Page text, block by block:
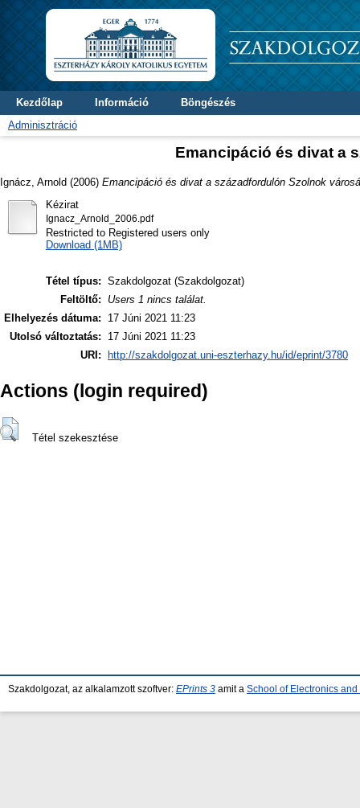
Kezdőlap Információ
Böngészés
Adminisztráció
Emancipáció és divat a
Ignácz, Arnold (2006) Emancipáció és divat a századfordulón Szolnok
Kézirat
Ignacz_Arnold_2006.pdf
Restricted to Registered users only
Download (1MB)
Tétel típus: Szakdolgozat (Szakdolgozat)
Feltöltő:
Users 1 nincs találat.
Elhelyezés dátuma:
17 Júni 2021 11:23
Utolsó változtatás:
17 Júni 2021 11:23
URI:
http://szakdolgozat.uni-eszterhazy.hu/id/eprint/3780
Actions (login required)
Tétel szekesztése
Szakdolgozat, az alkalamzott szoftver: EPrints 3 amit a School of Electronics